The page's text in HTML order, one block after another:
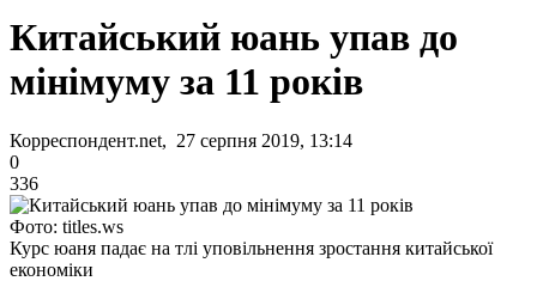
Китайський юань упав до
мінімуму за 11 років
Корреспондент.net, 27 серпня 2019, 13:14
0
336
Фото: titles.ws
Курс юаня падає на тлі уповільнення зростання китайської
економіки